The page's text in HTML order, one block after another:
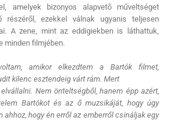
amelyek bizonyos alapvető műveltséget
részéről, ezekkel válnak ugyanis teljesen
A zene, mint az eddigiekben is láthattuk,
minden filmjében.
amikor elkezdtem a Bartók filmet,
kilenc esztendeig várt rám. Mert
Nem önteltségből, hanem épp azért,
Bartókot és az ő muzsikáját, hogy úgy
ahhoz, hogy én erről az emberről csináljak egy